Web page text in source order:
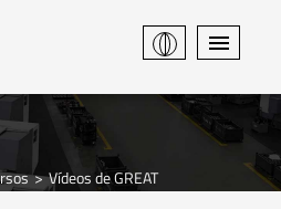
Vídeos de GREAT